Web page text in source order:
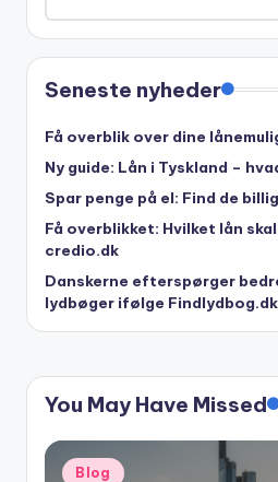
Seneste nyheder
Få overblik over dine
Ny guide: Lån i Tyskland –
Spar penge på el: Find de
Få overblikket: Hvilket lån
credio.dk
Danskerne efterspørger
lydbøger ifølge Findlydbog.dk
You May Have Missed
Posted
Blog